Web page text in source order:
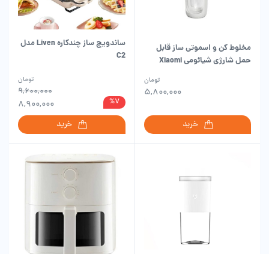
مخلوط کن و اسموتی ساز قابل
حمل شارژی شیائومی Xiaomi
۵,۸۰۰,۰۰۰
تومان
خرید
ساندویچ ساز چندکاره Liven مدل
C2
۹,۶۰۰,۰۰۰
تومان
۸,۹۰۰,۰۰۰ %۷
خرید